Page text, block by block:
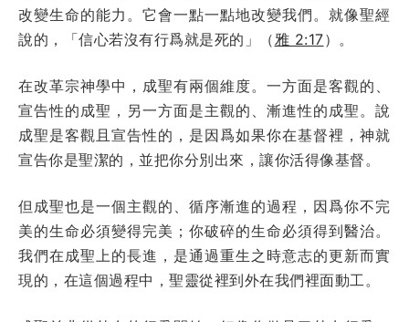
改變生命的能力。它會一點一點地改變我們。就像聖經
說的，「信心若沒有行爲就是死的」（ 雅 2:17）。
在改革宗神學中，成聖有兩個維度。一方面是客觀的、
宣告性的成聖，另一方面是主觀的、漸進性的成聖。說
成聖是客觀且宣告性的，是因爲如果你在基督裡，神就
宣告你是聖潔的，並把你分別出來，讓你活得像基督。
但成聖也是一個主觀的、循序漸進的過程，因爲你不完
美的生命必須變得完美；你破碎的生命必須得到醫治。
我們在成聖上的長進，是通過重生之時意志的更新而實
現的，在這個過程中，聖靈從裡到外在我們裡面動工。